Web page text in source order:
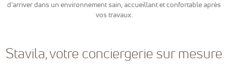
d’arriver dans un environnement sain, accueillant et confortable après
vos travaux.
Stavila, votre conciergerie sur mesure
Google
Analytics